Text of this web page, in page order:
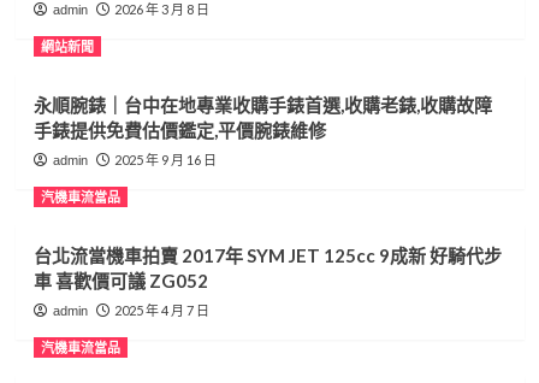
合
彰
化
房
屋
借
化
汽
車
錢,
admin 2026 年 3 月 8 日
網站新聞
永順腕錶｜台中在地專業收購手錶首選,收購老錶,收購故障
手錶提供免費估價鑑定,平價腕錶維修
admin 2025 年 9 月 16 日
汽機車流當品
台北流當機車拍賣 2017年 SYM JET 125cc 9成新 好騎代步
車 喜歡價可議 ZG052
admin 2025 年 4 月 7 日
汽機車流當品